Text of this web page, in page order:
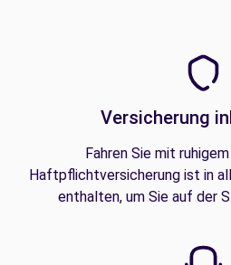
Versicherung
Fahren Sie mit
Haftpflichtversicherung ist in
enthalten, um Sie auf der